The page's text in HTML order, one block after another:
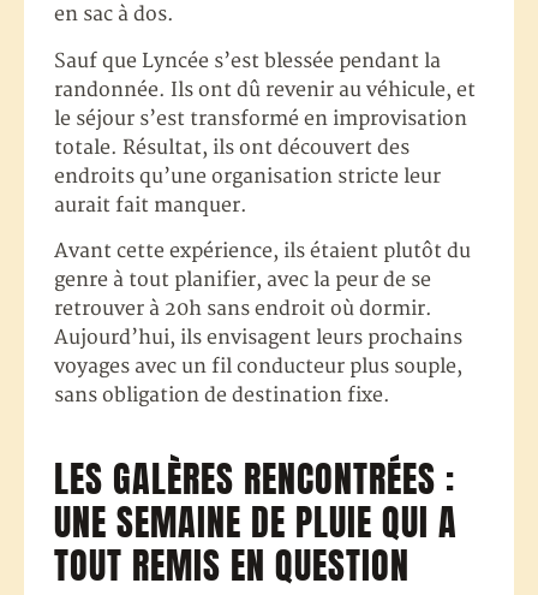
en sac à dos.
Sauf que Lyncée s’est blessée pendant la
randonnée. Ils ont dû revenir au véhicule, et
le séjour s’est transformé en improvisation
totale. Résultat, ils ont découvert des
endroits qu’une organisation stricte leur
aurait fait manquer.
Avant cette expérience, ils étaient plutôt du
genre à tout planifier, avec la peur de se
retrouver à 20h sans endroit où dormir.
Aujourd’hui, ils envisagent leurs prochains
voyages avec un fil conducteur plus souple,
sans obligation de destination fixe.
LES GALÈRES RENCONTRÉES :
UNE SEMAINE DE PLUIE QUI A
TOUT REMIS EN QUESTION